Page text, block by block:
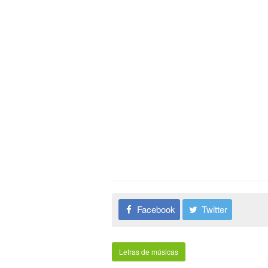
Facebook Twitter
Letras de músicas